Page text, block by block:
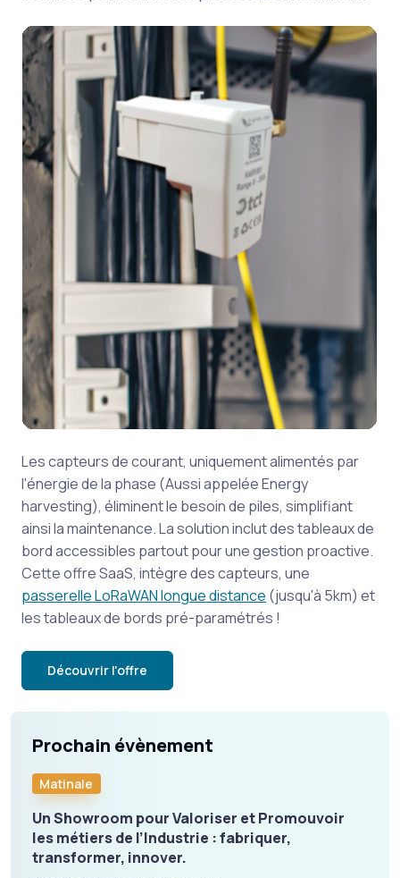
Les capteurs de courant, uniquement alimentés par
l'énergie de la phase (Aussi appelée Energy
harvesting), éliminent le besoin de piles, simplifiant
ainsi la maintenance. La solution inclut des tableaux de
bord accessibles partout pour une gestion proactive.
Cette offre SaaS, intègre des capteurs, une
passerelle LoRaWAN longue distance (jusqu'à 5km) et
les tableaux de bords pré-paramétrés !
Découvrir l'offre
Prochain évènement
Matinale
Un Showroom pour Valoriser et Promouvoir
les métiers de l’Industrie : fabriquer,
transformer, innover.